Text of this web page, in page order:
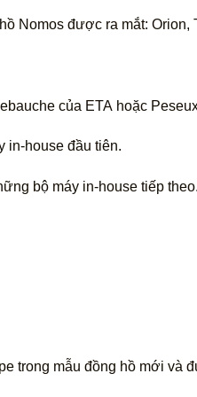
Nomos được ra mắt: Orion,
của ETA hoặc
in-house đầu tiên.
bộ máy in-house tiếp
trong mẫu đồng hồ mới và